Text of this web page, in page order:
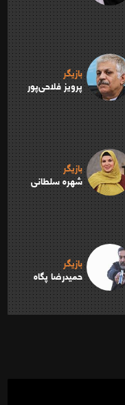
بازیگر
پرویز فلاحی‌پور
بازیگر
شهره سلطانی
بازیگر
حمیدرضا پگاه